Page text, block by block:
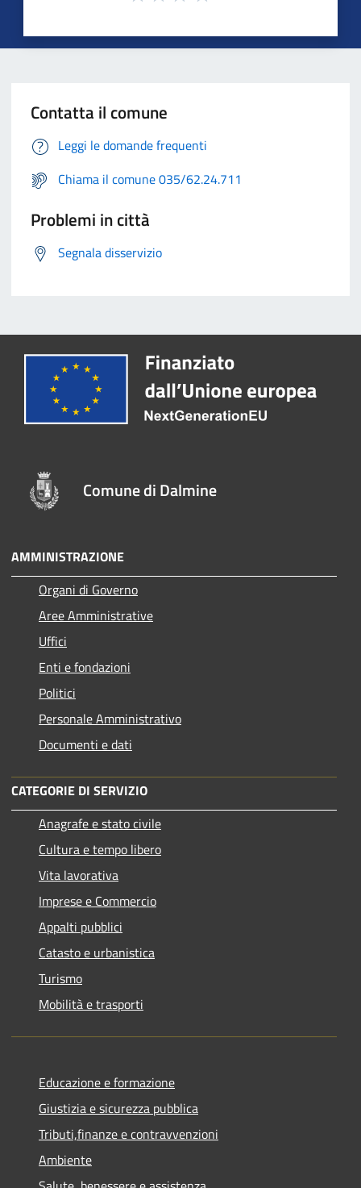
Contatta il comune
Leggi le domande frequenti
Chiama il comune 035/62.24.711
Problemi in città
Segnala disservizio
Comune di Dalmine
AMMINISTRAZIONE
Organi di Governo
Aree Amministrative
Uffici
Enti e fondazioni
Politici
Personale Amministrativo
Documenti e dati
CATEGORIE DI SERVIZIO
Anagrafe e stato civile
Cultura e tempo libero
Vita lavorativa
Imprese e Commercio
Appalti pubblici
Catasto e urbanistica
Turismo
Mobilità e trasporti
Educazione e formazione
Giustizia e sicurezza pubblica
Tributi,finanze e contravvenzioni
Ambiente